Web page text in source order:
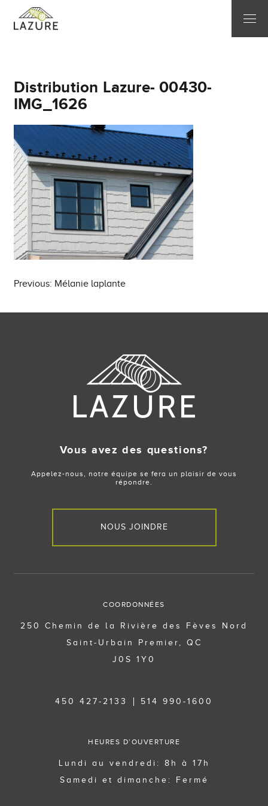
Distribution Lazure- 00430-
IMG_1626
Post
navigation
Previous: Mélanie laplante
Vous avez des questions?
Appelez-nous, notre équipe se fera un plaisir de vous
répondre.
NOUS JOINDRE
COORDONNÉES
250 Chemin de la Rivière des Fèves Nord
Saint-Urbain Premier, QC
J0S 1Y0
450 427-2133 514 990-1600
HEURES D’OUVERTURE
Lundi au vendredi: 8h à 17h
Samedi et dimanche: Fermé